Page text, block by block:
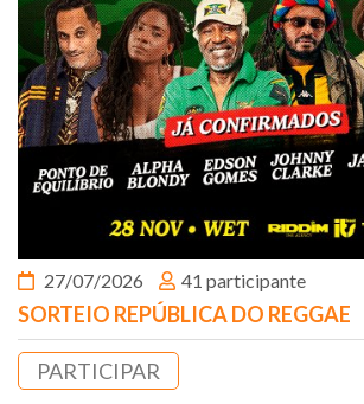
27/07/2026 41 participante
SORTEIO REPÚBLICA DO REGGAE
PARTICIPAR